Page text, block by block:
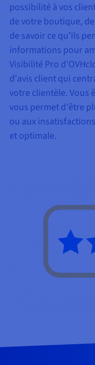
possibilité à vos
de votre boutique,
de savoir ce qu'ils
informations pour
Visibilité Pro
d'avis client qui
votre clientèle. Vous
vous permet d'être
ou aux
et optimale.